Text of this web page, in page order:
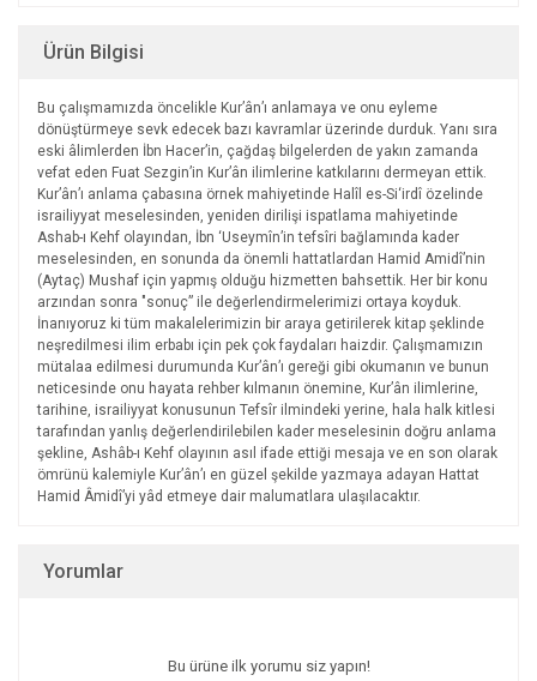
Ürün Bilgisi
Bu çalışmamızda öncelikle Kur’ân’ı anlamaya ve onu eyleme
dönüştürmeye sevk edecek bazı kavramlar üzerinde durduk. Yanı sıra
eski âlimlerden İbn Hacer’in, çağdaş bilgelerden de yakın zamanda
vefat eden Fuat Sezgin’in Kur’ân ilimlerine katkılarını dermeyan ettik.
Kur’ân’ı anlama çabasına örnek mahiyetinde Halîl es-Si‘irdî özelinde
israiliyyat meselesinden, yeniden dirilişi ispatlama mahiyetinde
Ashab-ı Kehf olayından, İbn ‘Useymîn’in tefsîri bağlamında kader
meselesinden, en sonunda da önemli hattatlardan Hamid Amidî’nin
(Aytaç) Mushaf için yapmış olduğu hizmetten bahsettik. Her bir konu
arzından sonra "sonuç” ile değerlendirmelerimizi ortaya koyduk.
İnanıyoruz ki tüm makalelerimizin bir araya getirilerek kitap şeklinde
neşredilmesi ilim erbabı için pek çok faydaları haizdir. Çalışmamızın
mütalaa edilmesi durumunda Kur’ân’ı gereği gibi okumanın ve bunun
neticesinde onu hayata rehber kılmanın önemine, Kur’ân ilimlerine,
tarihine, israiliyyat konusunun Tefsîr ilmindeki yerine, hala halk kitlesi
tarafından yanlış değerlendirilebilen kader meselesinin doğru anlama
şekline, Ashâb-ı Kehf olayının asıl ifade ettiği mesaja ve en son olarak
ömrünü kalemiyle Kur’ân’ı en güzel şekilde yazmaya adayan Hattat
Hamid Âmidî’yi yâd etmeye dair malumatlara ulaşılacaktır.
Yorumlar
Bu ürüne ilk yorumu siz yapın!